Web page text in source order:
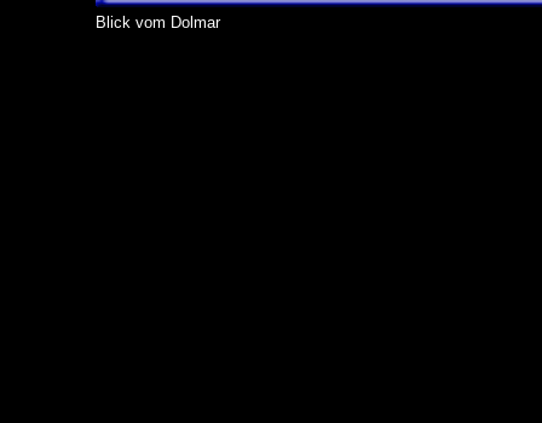
Blick vom Dolmar